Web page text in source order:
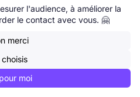
qui vous différencie des
votre
l'annoncer dans
sociaux et le mettre en
l'audience, à améliorer la
le contact avec vous. 🤗
merci
moi